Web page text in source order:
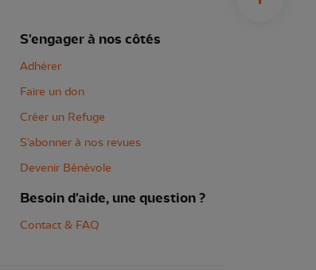
S'engager à nos côtés
Adhérer
Faire un don
Créer un Refuge
S'abonner à nos revues
Devenir Bénévole
Besoin d'aide, une question ?
Contact & FAQ